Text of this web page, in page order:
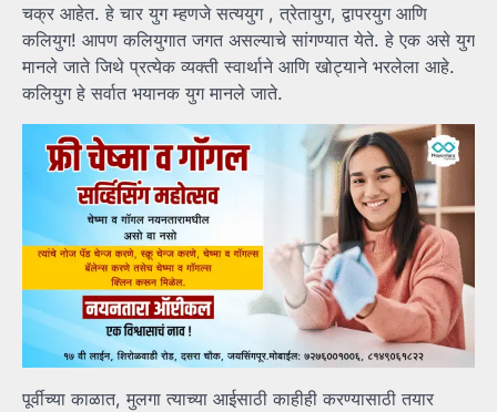
चक्र आहेत. हे चार युग म्हणजे सत्ययुग , त्रेतायुग, द्वापरयुग आणि
कलियुग! आपण कलियुगात जगत असल्याचे सांगण्यात येते. हे एक असे युग
मानले जाते जिथे प्रत्येक व्यक्ती स्वार्थाने आणि खोट्याने भरलेला आहे.
कलियुग हे सर्वात भयानक युग मानले जाते.
पूर्वीच्या काळात, मुलगा त्याच्या आईसाठी काहीही करण्यासाठी तयार